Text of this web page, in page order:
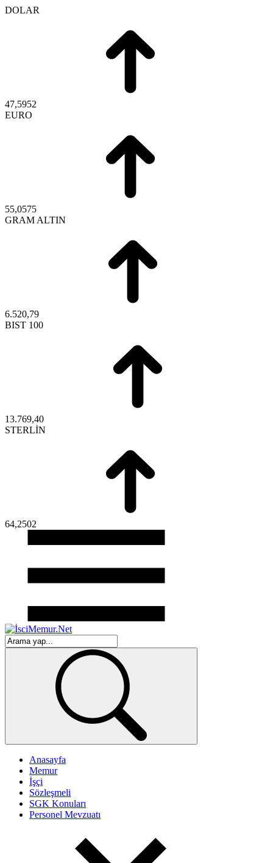
DOLAR
47,5952
EURO
55,0575
GRAM ALTIN
6.520,79
BIST 100
13.769,40
STERLİN
64,2502
Anasayfa
Memur
İşçi
Sözleşmeli
SGK Konuları
Personel Mevzuatı